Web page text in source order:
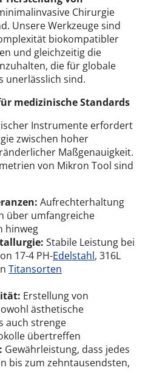
Chirurgie
Unsere Werkzeuge sind
biokompatibler
und gleichzeitig die
die für globale
unerlässlich sind.
medizinische Standards
Instrumente erfordert
zwischen hoher
Maßgenauigkeit.
von Mikron Tool sind
Aufrechterhaltung
über umfangreiche
hinweg
Stabile Leistung bei
17-4 PH-Edelstahl, 316L
Titansorten
Erstellung von
ästhetische
auch strenge
übertreffen
Gewährleistung, dass jedes
bis zum zehntausendsten,